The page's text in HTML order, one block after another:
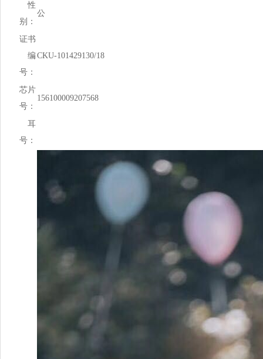
性
别：
公
证书
编
号：
CKU-101429130/18
芯片
号：
156100009207568
耳
号：